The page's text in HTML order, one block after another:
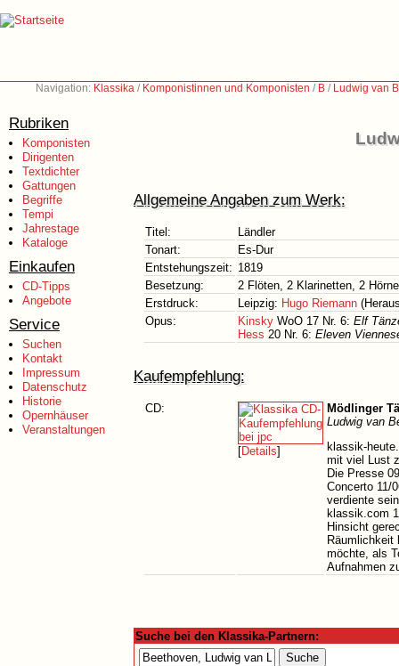
Navigation: Klassika / Komponistinnen und Komponisten / B / Ludwig van
Rubriken
Komponisten
Dirigenten
Textdichter
Gattungen
Begriffe
Tempi
Jahrestage
Kataloge
Einkaufen
CD-Tipps
Angebote
Service
Suchen
Kontakt
Impressum
Datenschutz
Historie
Opernhäuser
Veranstaltungen
Allgemeine Angaben zum Werk:
Titel:
Ländler
Tonart:
Es-Dur
Entstehungszeit: 1819
Besetzung:
2 Flöten, 2 Klarinetten, 2
Erstdruck:
Leipzig: Hugo Riemann
Opus:
Kinsky WoO 17 Nr. 6: Elf
Hess 20 Nr. 6: Eleven
Kaufempfehlung:
CD:
[Details]
Mödlinger
Ludwig van
klassik-
mit viel Lust
Die Presse
Concerto 11/
verdiente
klassik.com
Hinsicht
Räumlichkeit
möchte, als
Aufnahmen
Suche bei den Klassika-Partnern: